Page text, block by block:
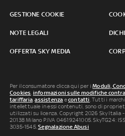
GESTIONE COOKIE
NOTE LEGALI
OFFERTA SKY MEDIA
Per il consumatore clicca qui per iModuli,
Cookies, informazioni sulle modifiche
tariffaria,assistenza econtatti. Tutti i
intellettuale in essi contenuti, sono di
utilizzati su licenza. Copyright 2026 Sky Italia
20138 Milano P.IVA 04619241005. SkyTG24:
3035-1545.Segnalazione Abusi